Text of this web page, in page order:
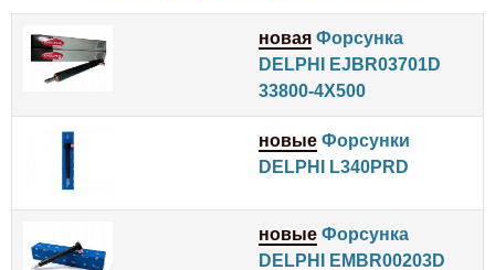
новая Форсунка
DELPHI EJBR03701D
33800-4X500
новые Форсунки
DELPHI L340PRD
новые Форсунка
DELPHI EMBR00203D